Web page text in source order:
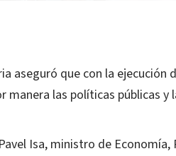
aseguró que con la ejecución
manera las políticas públicas y
Isa, ministro de